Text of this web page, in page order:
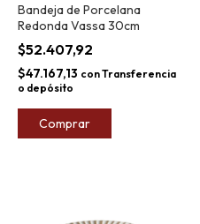
Bandeja de Porcelana
Redonda Vassa 30cm
$52.407,92
$47.167,13 conTransferencia
o depósito
Comprar